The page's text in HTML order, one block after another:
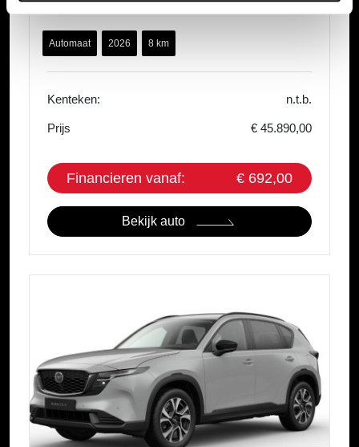
Automaat 2026 8 km
Kenteken: n.t.b.
Prijs € 45.890,00
Financieren vanaf: € 692,00
Bekijk auto